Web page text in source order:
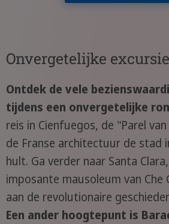
Onvergetelijke
Ontdek de vele
tijdens een onvergetelijke
reis in Cienfuegos, de "Parel
de Franse architectuur de stad
hult. Ga verder naar Santa
imposante mausoleum van Che
aan de revolutionaire
Een ander hoogtepunt is